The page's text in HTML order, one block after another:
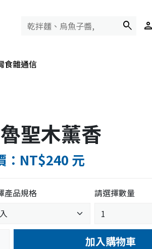
search person
食雜通信
聖木薰香
：NT$240 元
產品規格 請選擇數量
加入購物車